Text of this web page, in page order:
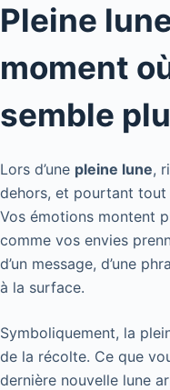
Pleine
moment
semble
Lors d’une pleine lune,
dehors, et pourtant
Vos émotions montent
comme vos envies
d’un message, d’une
à la surface.
Symboliquement, la
de la récolte. Ce que
dernière nouvelle lune